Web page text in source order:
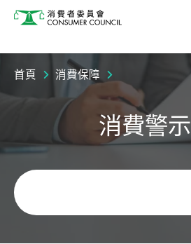
消費者委員會
首頁 消費保障
消費警示
關鍵字